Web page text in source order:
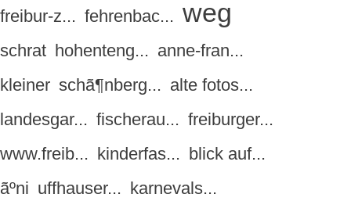
freibur-z... fehrenbac... weg
schrat hohenteng... anne-fran...
kleiner schã¶nberg... alte fotos...
landesgar... fischerau... freiburger...
www.freib... kinderfas... blick auf...
ãºni uffhauser... karnevals...